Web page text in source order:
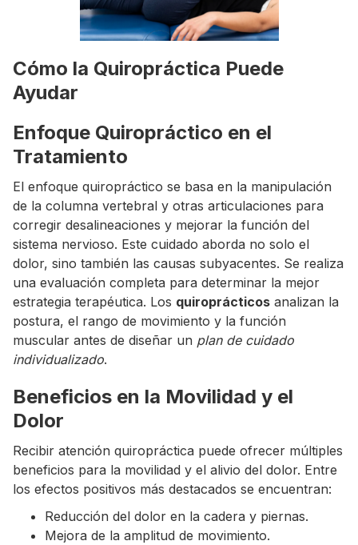
Cómo la Quiropráctica Puede
Ayudar
Enfoque Quiropráctico en el
Tratamiento
El enfoque quiropráctico se basa en la manipulación
de la columna vertebral y otras articulaciones para
corregir desalineaciones y mejorar la función del
sistema nervioso. Este cuidado aborda no solo el
dolor, sino también las causas subyacentes. Se realiza
una evaluación completa para determinar la mejor
estrategia terapéutica. Los quiroprácticos analizan la
postura, el rango de movimiento y la función
muscular antes de diseñar un plan de cuidado
individualizado.
Beneficios en la Movilidad y el
Dolor
Recibir atención quiropráctica puede ofrecer múltiples
beneficios para la movilidad y el alivio del dolor. Entre
los efectos positivos más destacados se encuentran:
Reducción del dolor en la cadera y piernas.
Mejora de la amplitud de movimiento.